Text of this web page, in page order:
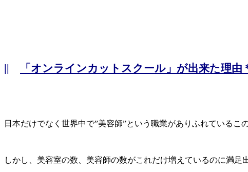
|| 「オンラインカットスクール」が出来た理由
日本だけでなく世界中で”美容師”という職業がありふれているこの
しかし、美容室の数、美容師の数がこれだけ増えているのに満足